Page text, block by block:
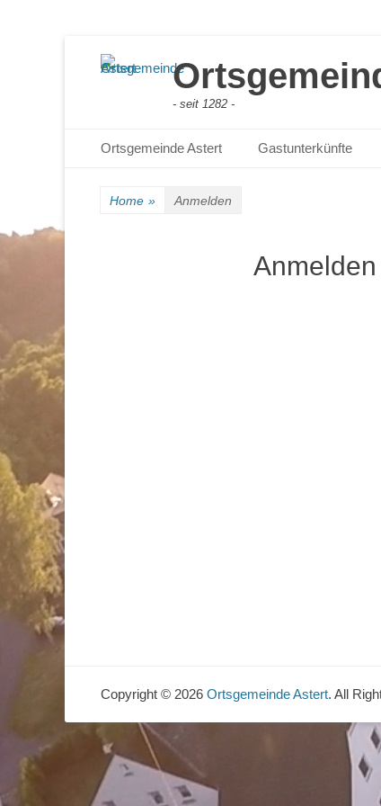
- seit 1282 -
Primäres Menü
Inhalt
Ortsgemeinde Astert Gastunterkünfte
Home » Anmelden
Anmelden
Copyright © 2026 Ortsgemeinde Astert. All